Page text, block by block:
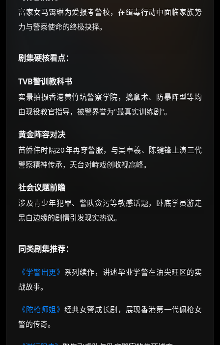
富家女马霭琳为爱报考警校，在缉毒行动中面临家族势
力与警察使命的终极抉择。
剧集硬核看点：
TVB警训教科书
实景拍摄香港黄竹坑警察学院，擒拿术、防暴阵型等均
由现役教官指导，被警界誉为"最真实训练剧"。
黄金阵容对决
苗侨伟时隔20年再穿警服，与吴卓羲、陈键锋上演三代
警察精神传承，天台对峙戏创收视高峰。
社会议题前瞻
涉及青少年犯罪、警队贪污等敏感话题，卧底学员游走
黑白边缘的剧情引发现实热议。
同类剧集推荐：
《学警出更》 系列续作，讲述毕业学警在油尖旺区的实
战故事。
《陀枪师姐》 经典女警成长剧，展现香港第一代佩枪女
警的传奇。